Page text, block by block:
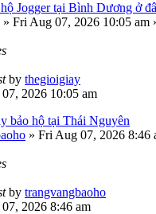
Jogger tại Bình Dương ở
» Fri Aug 07, 2026 10:05 am
by thegioigiay
2026 10:05 am
bảo hộ tại Thái Nguyên
» Fri Aug 07, 2026 8:46
by trangvangbaoho
2026 8:46 am